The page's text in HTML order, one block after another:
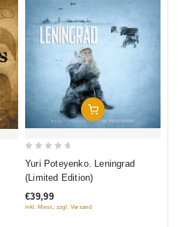
In Den Warenkorb
5
Yuri Poteyenko. Leningrad
(Limited Edition)
€39,99
inkl. Mwst., zzgl. Versand